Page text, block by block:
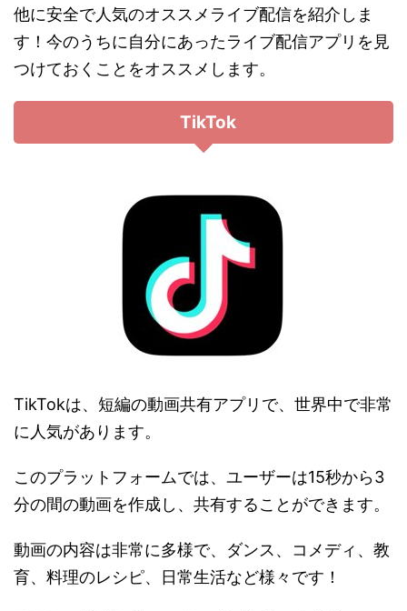
他に安全で人気のオススメライブ配信を紹介しま
す！今のうちに自分にあったライブ配信アプリを見
つけておくことをオススメします。
TikTok
TikTokは、短編の動画共有アプリで、世界中で非常
に人気があります。
このプラットフォームでは、ユーザーは15秒から3
分の間の動画を作成し、共有することができます。
動画の内容は非常に多様で、ダンス、コメディ、教
育、料理のレシピ、日常生活など様々です！